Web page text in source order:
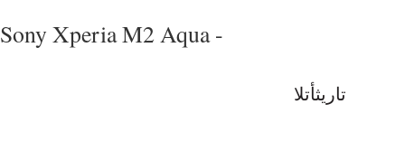
Sony Xperia M2 Aqua -
تاريثأتلا